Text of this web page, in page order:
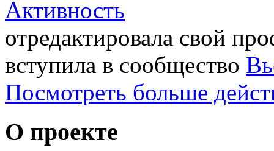
Активность
отредактировала свой
вступила в сообщество
Посмотреть больше
О проекте